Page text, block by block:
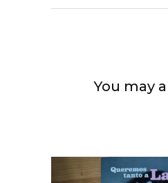
You may